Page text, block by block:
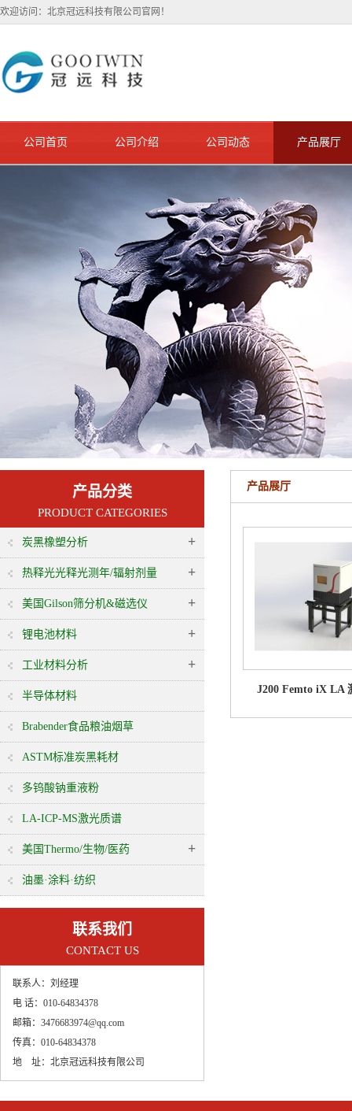
欢迎访问：北京冠远科技有限公司官网！
公司首页 公司介绍 公司动态 产品展厅
产品分类
PRODUCT CATEGORIES
炭黑橡塑分析 +
热释光光释光测年/辐射剂量 +
美国Gilson筛分机&磁选仪 +
锂电池材料 +
工业材料分析 +
半导体材料
Brabender食品粮油烟草
ASTM标准炭黑耗材
多钨酸钠重液粉
LA-ICP-MS激光质谱
美国Thermo/生物/医药 +
油墨·涂料·纺织
联系我们
CONTACT US
联系人： 刘经理
电 话： 010-64834378
邮箱： 3476683974@qq.com
传真： 010-64834378
地 址： 北京冠远科技有限公司
产品展厅
J200 Femto iX LA